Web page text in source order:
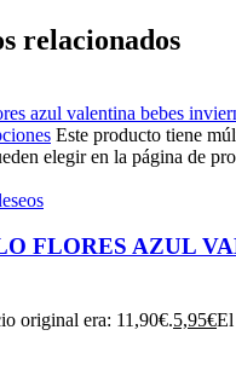
relacionados
Este producto tiene
elegir en la página de
FLORES AZUL
original era: 11,90€.5,95€El